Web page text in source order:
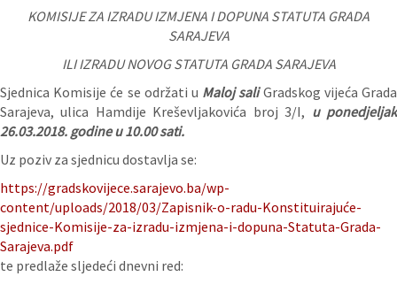
KOMISIJE ZA IZRADU IZMJENA I DOPUNA STATUTA GRADA
SARAJEVA
ILI IZRADU NOVOG STATUTA GRADA SARAJEVA
Sjednica Komisije će se održati u Maloj saliGradskog vijeća Grada
Sarajeva, ulica Hamdije Kreševljakovića broj 3/I, u ponedjeljak
26.03.2018. godine u 10.00 sati.
Uz poziv za sjednicu dostavlja se:
https://gradskovijece.sarajevo.ba/wp-
content/uploads/2018/03/Zapisnik-o-radu-Konstituirajuće-
sjednice-Komisije-za-izradu-izmjena-i-dopuna-Statuta-Grada-
Sarajeva.pdf
te predlaže sljedeći dnevni red: